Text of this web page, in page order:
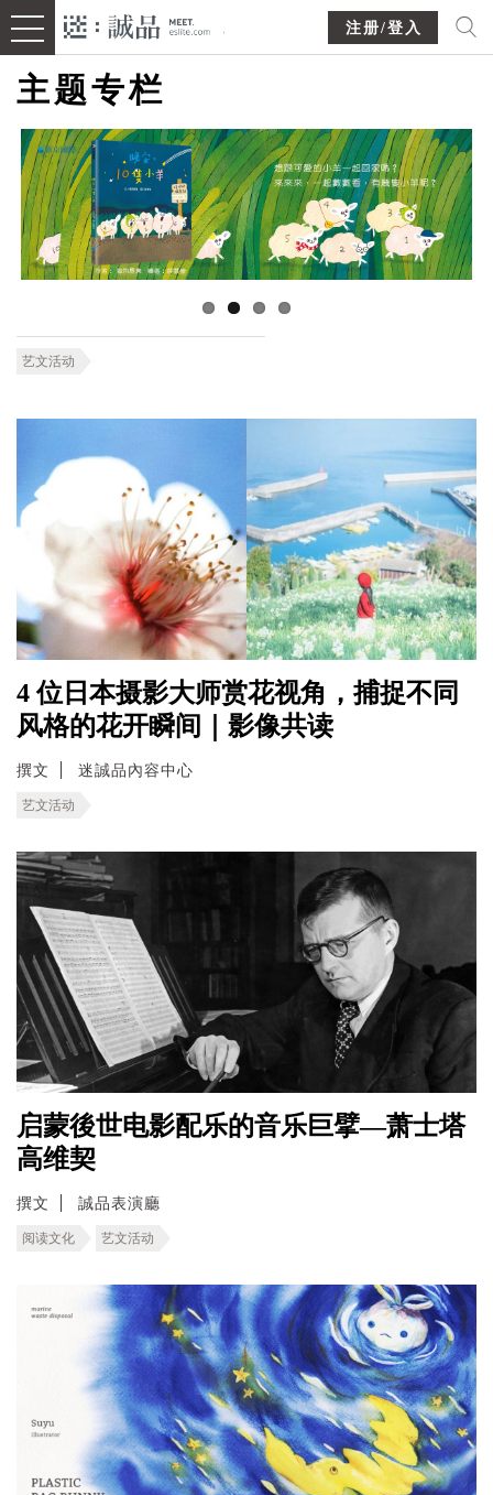
注册/登入
主题专栏
艺文活动
4 位日本摄影大师赏花视角，捕捉不同
风格的花开瞬间｜影像共读
撰文 迷誠品內容中心
艺文活动
启蒙後世电影配乐的音乐巨擘—萧士塔
高维契
撰文 誠品表演廳
阅读文化 艺文活动